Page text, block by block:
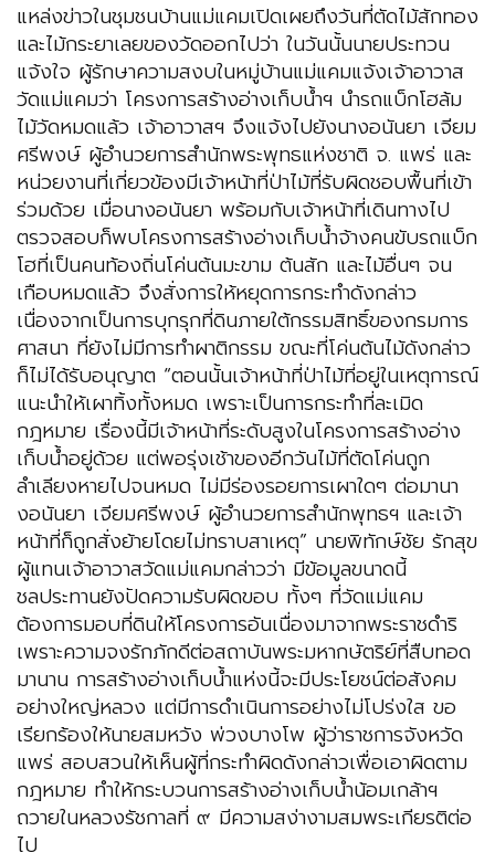
แหล่งข่าวในชุมชนบ้านแม่แคมเปิดเผยถึงวันที่ตัดไม้สักทอง
และไม้กระยาเลยของวัดออกไปว่า ในวันนั้นนายประทวน
แจ้งใจ ผู้รักษาความสงบในหมู่บ้านแม่แคมแจ้งเจ้าอาวาส
วัดแม่แคมว่า โครงการสร้างอ่างเก็บน้ำฯ นำรถแบ็กโฮล้ม
ไม้วัดหมดแล้ว เจ้าอาวาสฯ จึงแจ้งไปยังนางอนันยา เจียม
ศรีพงษ์ ผู้อำนวยการสำนักพระพุทธแห่งชาติ จ. แพร่ และ
หน่วยงานที่เกี่ยวข้องมีเจ้าหน้าที่ป่าไม้ที่รับผิดชอบพื้นที่เข้า
ร่วมด้วย เมื่อนางอนันยา พร้อมกับเจ้าหน้าที่เดินทางไป
ตรวจสอบก็พบโครงการสร้างอ่างเก็บน้ำจ้างคนขับรถแบ็ก
โฮที่เป็นคนท้องถิ่นโค่นต้นมะขาม ต้นสัก และไม้อื่นๆ จน
เกือบหมดแล้ว จึงสั่งการให้หยุดการกระทำดังกล่าว
เนื่องจากเป็นการบุกรุกที่ดินภายใต้กรรมสิทธิ์ของกรมการ
ศาสนา ที่ยังไม่มีการทำผาติกรรม ขณะที่โค่นต้นไม้ดังกล่าว
ก็ไม่ได้รับอนุญาต “ตอนนั้นเจ้าหน้าที่ป่าไม้ที่อยู่ในเหตุการณ์
แนะนำให้เผาทิ้งทั้งหมด เพราะเป็นการกระทำที่ละเมิด
กฎหมาย เรื่องนี้มีเจ้าหน้าที่ระดับสูงในโครงการสร้างอ่าง
เก็บน้ำอยู่ด้วย แต่พอรุ่งเช้าของอีกวันไม้ที่ตัดโค่นถูก
ลำเลียงหายไปจนหมด ไม่มีร่องรอยการเผาใดๆ ต่อมานา
งอนันยา เจียมศรีพงษ์ ผู้อำนวยการสำนักพุทธฯ และเจ้า
หน้าที่ก็ถูกสั่งย้ายโดยไม่ทราบสาเหตุ” นายพิทักษ์ชัย รักสุข
ผู้แทนเจ้าอาวาสวัดแม่แคมกล่าวว่า มีข้อมูลขนาดนี้
ชลประทานยังปัดความรับผิดขอบ ทั้งๆ ที่วัดแม่แคม
ต้องการมอบที่ดินให้โครงการอันเนื่องมาจากพระราชดำริ
เพราะความจงรักภักดีต่อสถาบันพระมหากษัตริย์ที่สืบทอด
มานาน การสร้างอ่างเก็บน้ำแห่งนี้จะมีประโยชน์ต่อสังคม
อย่างใหญ่หลวง แต่มีการดำเนินการอย่างไม่โปร่งใส ขอ
เรียกร้องให้นายสมหวัง พ่วงบางโพ ผู้ว่าราชการจังหวัด
แพร่ สอบสวนให้เห็นผู้ที่กระทำผิดดังกล่าวเพื่อเอาผิดตาม
กฎหมาย ทำให้กระบวนการสร้างอ่างเก็บน้ำน้อมเกล้าฯ
ถวายในหลวงรัชกาลที่ ๙ มีความสง่างามสมพระเกียรติต่อ
ไป